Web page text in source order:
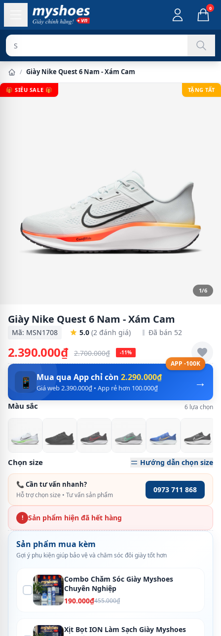
0
Sản phẩm ch
/ Giày Nike Quest 6 Nam - Xám Cam
🎁 SIÊU SALE 🎁 TẶNG TẤT
1/6
Giày Nike Quest 6 Nam - Xám Cam
Mã: MSN1708 5.0 (2 đánh giá) Đã bán 52
2.390.000₫ 2.700.000₫ -11%
APP -100K
→
📱 Mua qua App chỉ còn 2.290.000₫
Giá web 2.390.000₫ • App rẻ hơn 100.000₫
Màu sắc 6 lựa chọn
Chọn size Hướng dẫn chọn size
📞 Cần tư vấn nhanh?
Hỗ trợ chọn size • Tư vấn sản phẩm
0973 711 868
! Sản phẩm hiện đã hết hàng
Sản phẩm mua kèm
Gợi ý phụ kiện giúp bảo vệ và chăm sóc đôi giày tốt hơn
Combo Chăm Sóc Giày Myshoes
Chuyên Nghiệp
190.000₫455.000₫
Xịt Bọt ION Làm Sạch Giày Myshoes